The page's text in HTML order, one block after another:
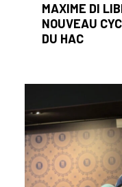
MAXIME DI
NOUVEAU
DU HAC